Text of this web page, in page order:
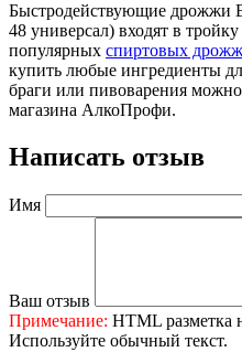
Быстродействующие дрожжи
48 универсал) входят в
популярных спиртовых
купить любые ингредиенты
браги или пивоварения
магазина АлкоПрофи.
Написать отзыв
Имя
Ваш отзыв
Примечание: HTML разметка
Используйте обычный текст.